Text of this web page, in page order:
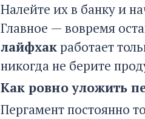
Налейте их в банку и
Главное — вовремя
лайфхакработает
никогда не берите
Как ровно уложить
Пергамент постоянно